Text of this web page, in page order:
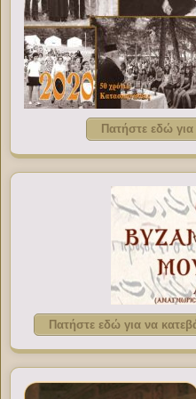
Πατήστε εδώ για
Πατήστε εδώ για να